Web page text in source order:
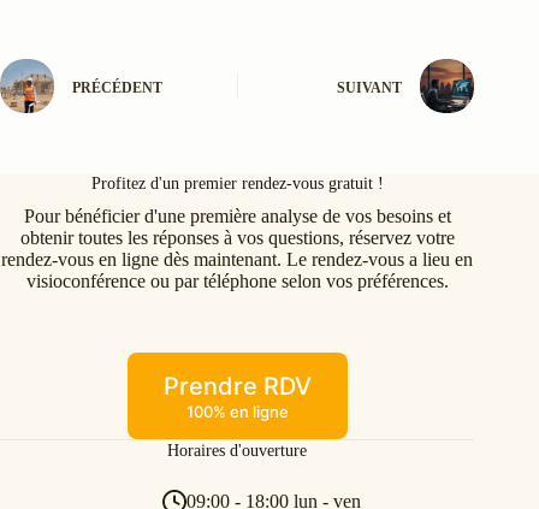
PRÉCÉDENT SUIVANT
Profitez d'un premier rendez-vous gratuit !
Pour bénéficier d'une première analyse de vos besoins et
obtenir toutes les réponses à vos questions, réservez votre
rendez-vous en ligne dès maintenant. Le rendez-vous a lieu en
visioconférence ou par téléphone selon vos préférences.
Prendre RDV
100% en ligne
Horaires d'ouverture
09:00 - 18:00 lun - ven